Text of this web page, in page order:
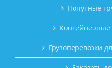
Попутные
Контейнерные
Грузоперевозки